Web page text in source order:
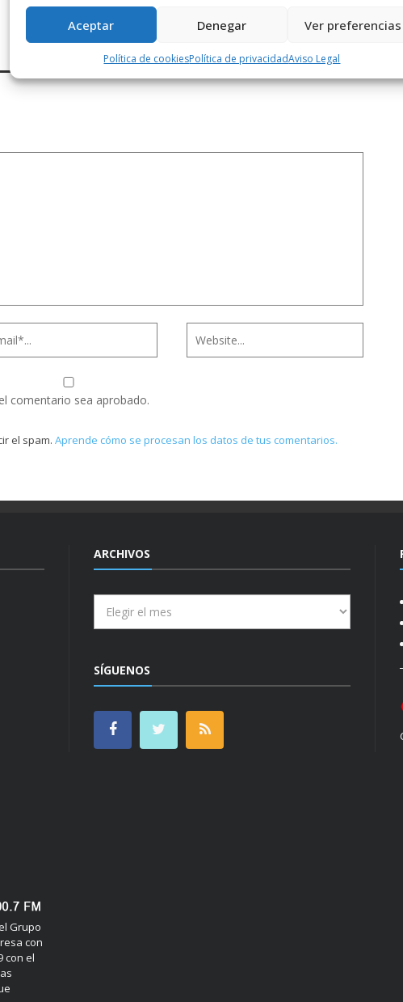
Aceptar Denegar Ver preferencias
Política de cookiesPolítica de privacidadAviso Legal
comentario sea aprobado.
el spam. Aprende cómo se procesan los datos de tus comentarios.
Grupo
con
con el
ARCHIVOS
SÍGUENOS